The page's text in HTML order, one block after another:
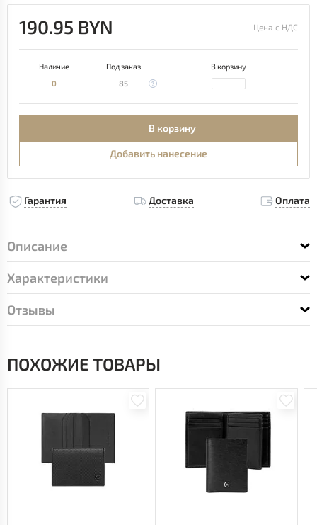
190.95 BYN Цена с НДС
Наличие Под заказ
В корзину
0
85
В корзину
Добавить нанесение
Гарантия Доставка Оплата
Описание
Характеристики
Отзывы
ПОХОЖИЕ ТОВАРЫ